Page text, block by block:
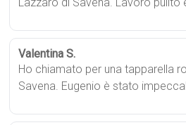
Valentina S.
Ho chiamato per una tapparella
Savena. Eugenio è stato